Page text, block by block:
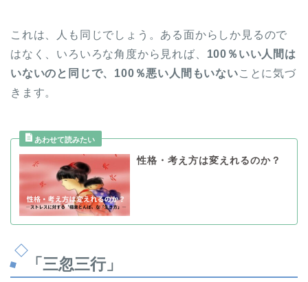
これは、人も同じでしょう。ある面からしか見るので
はなく、いろいろな角度から見れば、 100％いい人間は
いないのと同じで、100％悪い人間もいないことに気づ
きます。
性格・考え方は変えれるのか？
「三忽三行」